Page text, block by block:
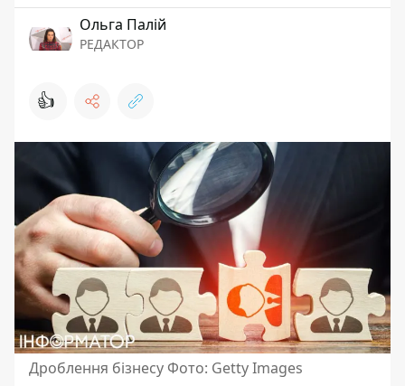
Ольга Палій
РЕДАКТОР
👍
Дроблення бізнесу Фото: Getty Images